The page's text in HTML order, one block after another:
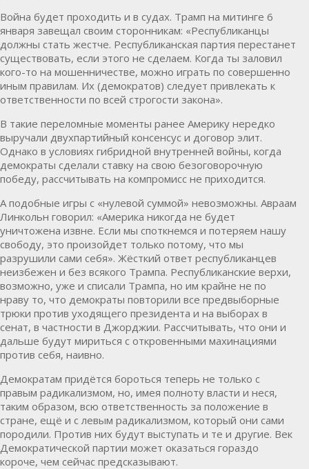
Война будет проходить и в судах. Трамп на митинге 6
января завещал своим сторонникам: «Республиканцы
должны стать жестче. Республиканская партия перестанет
существовать, если этого не сделаем. Когда ты заловил
кого-то на мошенничестве, можно играть по совершенно
иным правилам. Их (демократов) следует привлекать к
ответственности по всей строгости закона».
В такие переломные моменты ранее Америку нередко
выручали двухпартийный консенсус и договор элит.
Однако в условиях гибридной внутренней войны, когда
демократы сделали ставку на свою безоговорочную
победу, рассчитывать на компромисс не приходится.
А подобные игры с «нулевой суммой» невозможны. Авраам
Линкольн говорил: «Америка никогда не будет
уничтожена извне. Если мы споткнемся и потеряем нашу
свободу, это произойдет только потому, что мы
разрушили сами себя». Жёсткий ответ республиканцев
неизбежен и без всякого Трампа. Республиканские верхи,
возможно, уже и списали Трампа, но им крайне не по
нраву то, что демократы повторили все предвыборные
трюки против уходящего президента и на выборах в
сенат, в частности в Джорджии. Рассчитывать, что они и
дальше будут мириться с откровенными махинациями
против себя, наивно.
Демократам придётся бороться теперь не только с
правым радикализмом, но, имея полноту власти и неся,
таким образом, всю ответственность за положение в
стране, ещё и с левым радикализмом, который они сами
породили. Против них будут выступать и те и другие. Век
Демократической партии может оказаться гораздо
короче, чем сейчас предсказывают.